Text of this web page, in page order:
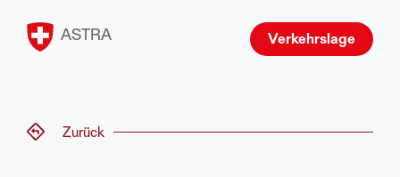
ASTRA Verkehrslage
Zurück